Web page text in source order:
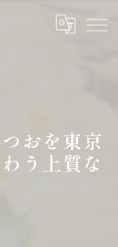
おを東京
う上質な